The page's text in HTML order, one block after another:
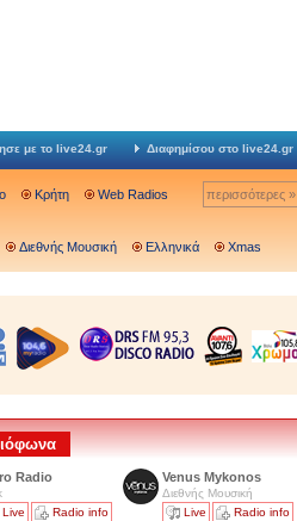
με το live24.gr Διαφημίσου στο live24.gr
Κρήτη Web Radios περισσότερες »
Διεθνής Μουσική Ελληνικά Xmas
Radio
Live
Radio info
Venus Mykonos
Διεθνής Μουσική
Live
Radio info